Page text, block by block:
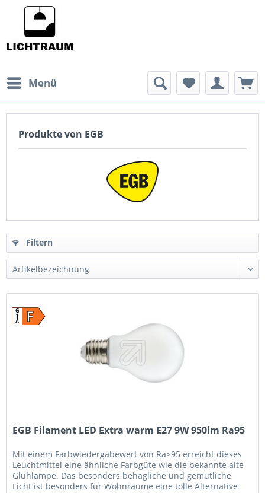
Menü
Produkte von EGB
Filtern
F
G
A
EGB Filament LED Extra warm E27 9W 950lm Ra95
Mit einem Farbwiedergabewert von Ra>95 erreicht dieses
Leuchtmittel eine ähnliche Farbgüte wie die bekannte alte
Glühlampe. Das besonders behagliche und gemütliche
Licht ist besonders für Wohnräume eine tolle Alternative